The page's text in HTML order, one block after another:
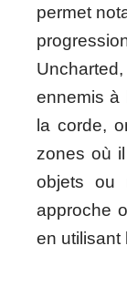
permet
ennemis à
la corde,
zones où
objets ou
approche
en utilisant